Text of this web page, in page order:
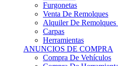
Venta De Remolques
Alquiler De Remolques
Carpas
Herramientas
ANUNCIOS DE COMPRA
Compra De Vehículos
Compra De Herramientas